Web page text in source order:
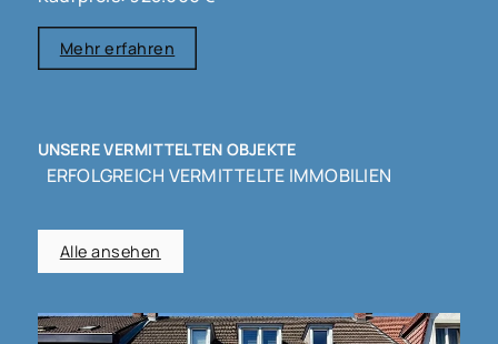
Mehr erfahren
UNSERE VERMITTELTEN OBJEKTE
ERFOLGREICH VERMITTELTE IMMOBILIEN
Alle ansehen